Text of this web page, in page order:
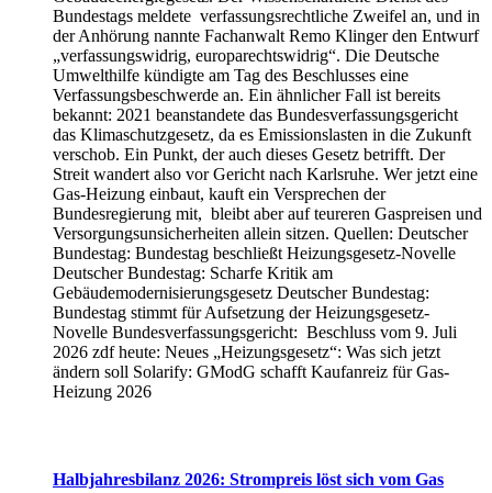
Bundestags meldete verfassungsrechtliche Zweifel an, und in
der Anhörung nannte Fachanwalt Remo Klinger den Entwurf
„verfassungswidrig, europarechtswidrig“. Die Deutsche
Umwelthilfe kündigte am Tag des Beschlusses eine
Verfassungsbeschwerde an. Ein ähnlicher Fall ist bereits
bekannt: 2021 beanstandete das Bundesverfassungsgericht
das Klimaschutzgesetz, da es Emissionslasten in die Zukunft
verschob. Ein Punkt, der auch dieses Gesetz betrifft. Der
Streit wandert also vor Gericht nach Karlsruhe. Wer jetzt eine
Gas-Heizung einbaut, kauft ein Versprechen der
Bundesregierung mit, bleibt aber auf teureren Gaspreisen und
Versorgungsunsicherheiten allein sitzen. Quellen: Deutscher
Bundestag: Bundestag beschließt Heizungsgesetz-Novelle
Deutscher Bundestag: Scharfe Kritik am
Gebäudemodernisierungsgesetz Deutscher Bundestag:
Bundestag stimmt für Aufsetzung der Heizungsgesetz-
Novelle Bundesverfassungsgericht: Beschluss vom 9. Juli
2026 zdf heute: Neues „Heizungsgesetz“: Was sich jetzt
ändern soll Solarify: GModG schafft Kaufanreiz für Gas-
Heizung 2026
Halbjahresbilanz 2026: Strompreis löst sich vom Gas